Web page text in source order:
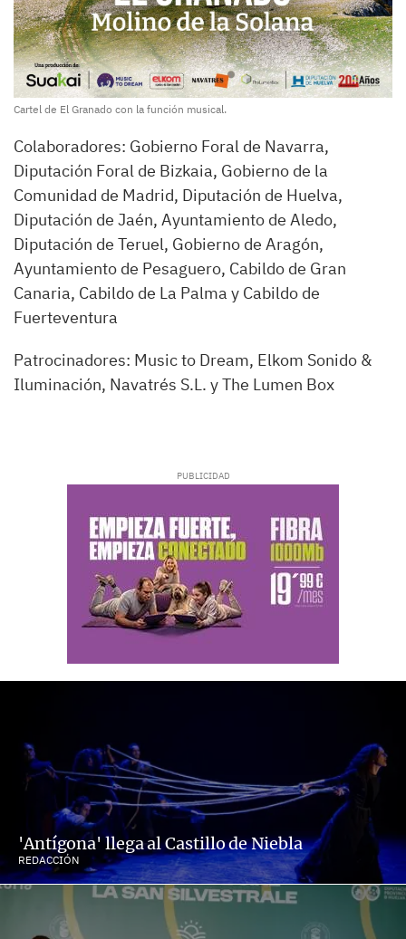
Cartel de El Granado con la función musical.
Colaboradores: Gobierno Foral de Navarra,
Diputación Foral de Bizkaia, Gobierno de la
Comunidad de Madrid, Diputación de Huelva,
Diputación de Jaén, Ayuntamiento de Aledo,
Diputación de Teruel, Gobierno de Aragón,
Ayuntamiento de Pesaguero, Cabildo de Gran
Canaria, Cabildo de La Palma y Cabildo de
Fuerteventura
Patrocinadores: Music to Dream, Elkom Sonido &
Iluminación, Navatrés S.L. y The Lumen Box
'Antígona' llega al Castillo de Niebla
REDACCIÓN